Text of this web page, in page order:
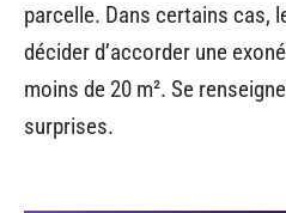
parcelle. Dans certains cas,
décider d’accorder une
moins de 20 m². Se
surprises.